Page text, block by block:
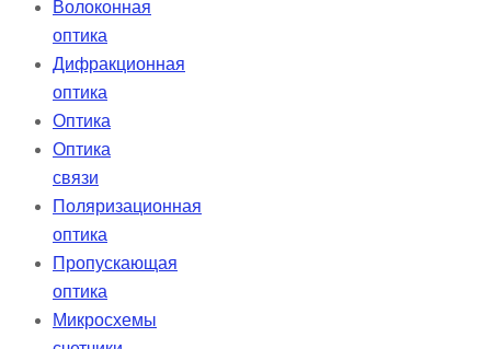
Волоконная
оптика
Дифракционная
оптика
Оптика
Оптика
связи
Поляризационная
оптика
Пропускающая
оптика
Микросхемы